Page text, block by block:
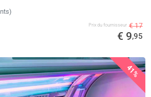
Prix ​​du fournisseur € 17
€ 9,95
41%